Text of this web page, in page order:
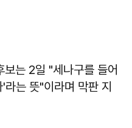
는 2일 "세나구를 들어
는 뜻"이라며 막판 지